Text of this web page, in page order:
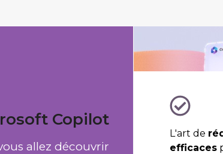
Copilot
allez découvrir
L'art de
efficaces